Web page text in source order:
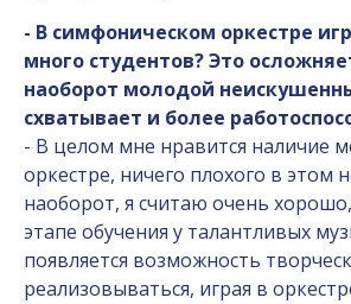
- В симфоническом оркестре
много студентов? Это
наоборот молодой
схватывает и более
- В целом мне нравится наличие
оркестре, ничего плохого в этом
наоборот, я считаю очень
этапе обучения у талантливых
появляется возможность
реализовываться, играя в